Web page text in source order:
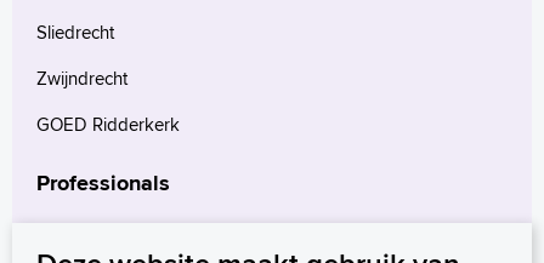
Sliedrecht
Zwijndrecht
GOED Ridderkerk
Professionals
Verwijzers